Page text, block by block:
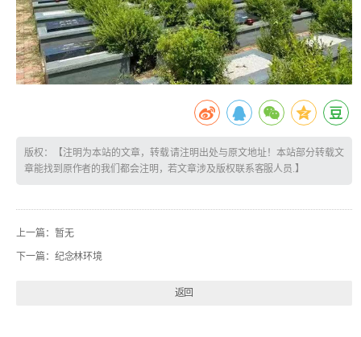
版权：【注明为本站的文章，转载请注明出处与原文地址！本站部分转载文
章能找到原作者的我们都会注明，若文章涉及版权联系客服人员.】
上一篇： 暂无
下一篇： 纪念林环境
返回